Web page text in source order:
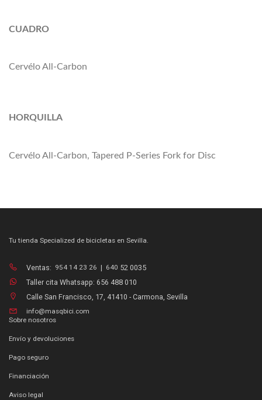
CUADRO
Cervélo All-Carbon
HORQUILLA
Cervélo All-Carbon, Tapered P-Series Fork for Disc
Tu tienda Specialized de bicicletas en Sevilla.
Ventas: 954 14 23 26 | 640 52 0035
Taller cita Whatsapp: 656 488 010
Calle San Francisco, 17, 41410 - Carmona, Sevilla
info@masqbici.com
Sobre nosotros
Envío y devoluciones
Pago seguro
Financiación
Aviso legal